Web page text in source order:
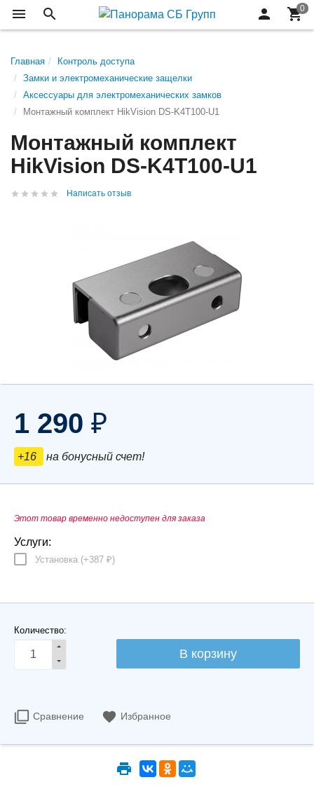
Главная
Контроль доступа
Замки и электромеханические защелки
Аксессуары для электромеханических замков
Монтажный комплект HikVision DS-K4T100-U1
Монтажный комплект
HikVision DS-K4T100-U1
Написать отзыв
1 290 ₽
+16 на бонусный счет!
Этот товар временно недоступен для заказа
Услуги:
Установка (+387 ₽)
Количество:
Сравнение Избранное